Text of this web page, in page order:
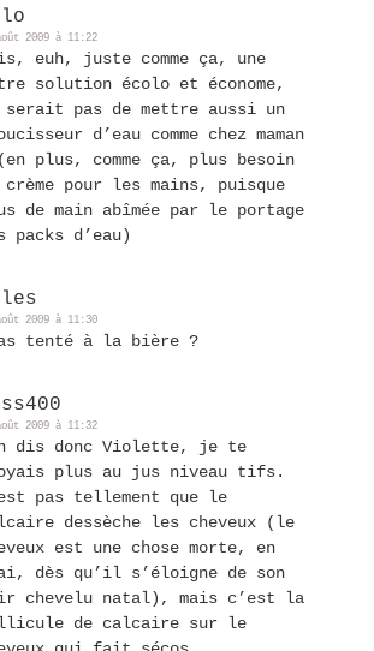
2009 à 11:22
euh, juste comme ça, une
solution écolo et économe,
serait pas de mettre aussi un
d’eau comme chez maman
plus, comme ça, plus besoin
crème pour les mains, puisque
de main abîmée par le portage
packs d’eau)
2009 à 11:30
tenté à la bière ?
2009 à 11:32
dis donc Violette, je te
plus au jus niveau tifs.
pas tellement que le
dessèche les cheveux (le
est une chose morte, en
dès qu’il s’éloigne de son
chevelu natal), mais c’est la
de calcaire sur le